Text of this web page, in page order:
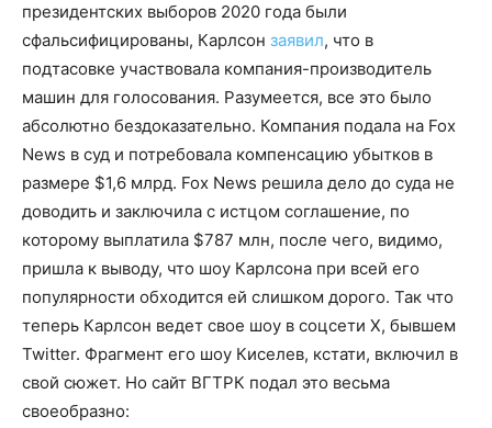
президентских выборов 2020 года были
сфальсифицированы, Карлсон заявил, что в
подтасовке участвовала компания-производитель
машин для голосования. Разумеется, все это было
абсолютно бездоказательно. Компания подала на Fox
News в суд и потребовала компенсацию убытков в
размере $1,6 млрд. Fox News решила дело до суда не
доводить и заключила с истцом соглашение, по
которому выплатила $787 млн, после чего, видимо,
пришла к выводу, что шоу Карлсона при всей его
популярности обходится ей слишком дорого. Так что
теперь Карлсон ведет свое шоу в соцсети Х, бывшем
Twitter. Фрагмент его шоу Киселев, кстати, включил в
свой сюжет. Но сайт ВГТРК подал это весьма
своеобразно: